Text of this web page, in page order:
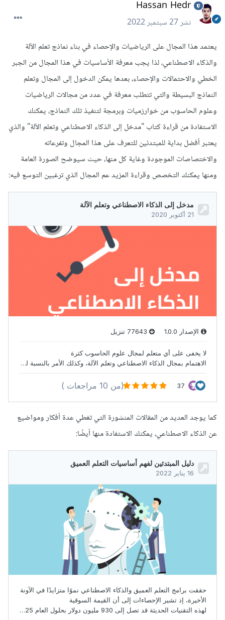
Hassan Hedr
نشر27 سبتمبر 2022
يعتمد هذا المجال على الرياضيات والإحصاء في بناء نماذج تعلم الآلة
والذكاء الاصطناعي، لذا يجب معرفة الأساسيات في هذا المجال من الجبر
الخطي والاحتمالات والإحصاء، بعدها يمكن الدخول إلى المجال وتعلم
النماذج البسيطة والتي تتطلب معرفة في عدد من مجالات الرياضيات
وعلوم الحاسوب من خوارزميات وبرمجة لتنفيذ تلك النماذج، يمكنك
الاستفادة من قراءة كتاب "مدخل إلى الذكاء الاصطناعي وتعلم الآلة" والذي
يعتبر أفضل بداية للمبتدئين للتعرف على هذا المجال وتفرعاته
والاختصاصات الموجودة وغاية كل منها، حيث سيوضح الصورة العامة
ومنها يمكنك التخصص وقراءة المزيد عم المجال الذي ترغبين التوسع فيه:
كما يوجد العديد من المقالات المنشورة التي تغطي عدة أفكار ومواضيع
عن الذكاء الاصطناعي، يمكنك الاستفادة منها أيضًا: